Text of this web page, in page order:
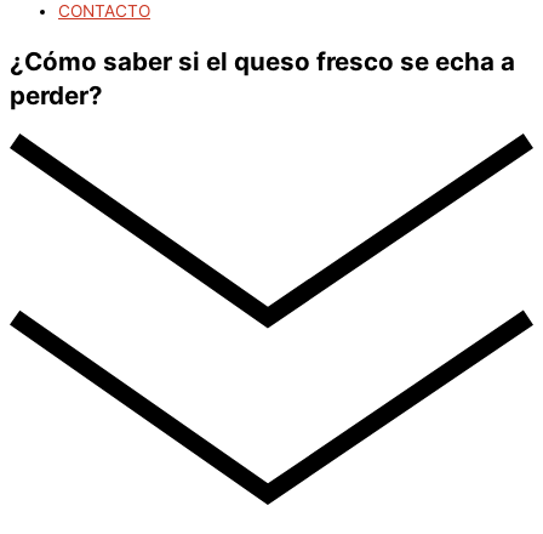
CONTACTO
¿Cómo saber si el queso fresco se echa a
perder?